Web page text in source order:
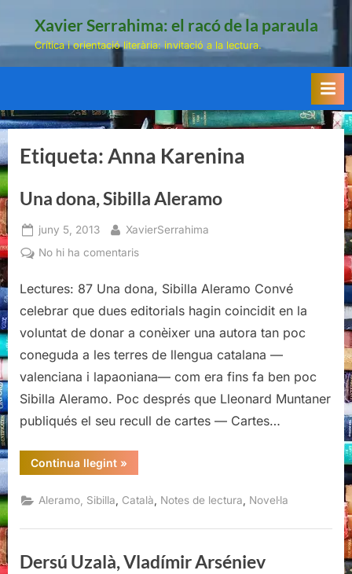
Xavier Serrahima: el racó de la paraula
Crítica i orientació literària: invitació a la lectura.
Etiqueta:Anna Karenina
Una dona, Sibilla Aleramo
Posted
on
juny 5, 2013 By
XavierSerrahima
No hi ha comentarisa
dona,
Sibilla
Lectures: 87 Una dona, Sibilla Aleramo Convé
celebrar que dues editorials hagin coincidit en la
voluntat de donar a conèixer una autora tan poc
coneguda a les terres de llengua catalana —
valenciana i lapaoniana— com era fins fa ben poc
Sibilla Aleramo. Poc després que Lleonard Muntaner
publiqués el seu recull de cartes — Cartes…
Continua llegint“Una
dona,
Aleramo”
»
Aleramo, Sibilla Català Notes de lectura Novel·la
Dersú Uzalà, Vladímir Arséniev